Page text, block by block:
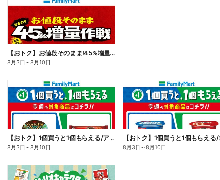
【おトク】お値段そのまま!45%増量作戦!
8月3日 ～8月10日
【おトク】1個買うと1個もらえる/アイス
8月3日 ～8月10日 8月3日 ～8月10日